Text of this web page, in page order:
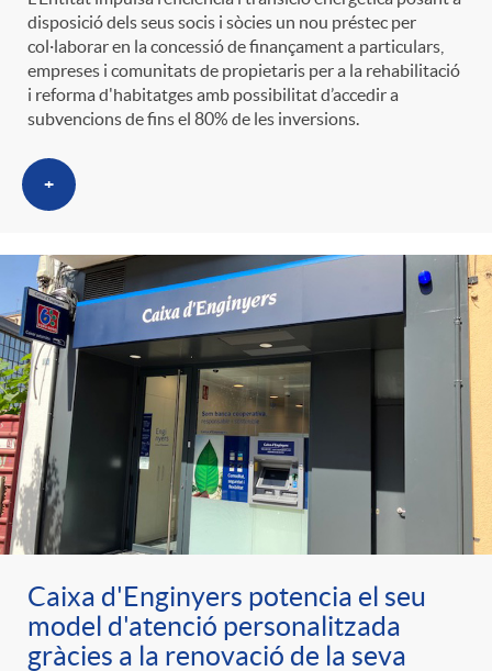
disposició dels seus socis i sòcies un nou préstec per
col·laborar en la concessió de finançament a particulars,
empreses i comunitats de propietaris per a la rehabilitació
i reforma d'habitatges amb possibilitat d’accedir a
subvencions de fins el 80% de les inversions.
+
Caixa d'Enginyers potencia el seu
model d'atenció personalitzada
gràcies a la renovació de la seva